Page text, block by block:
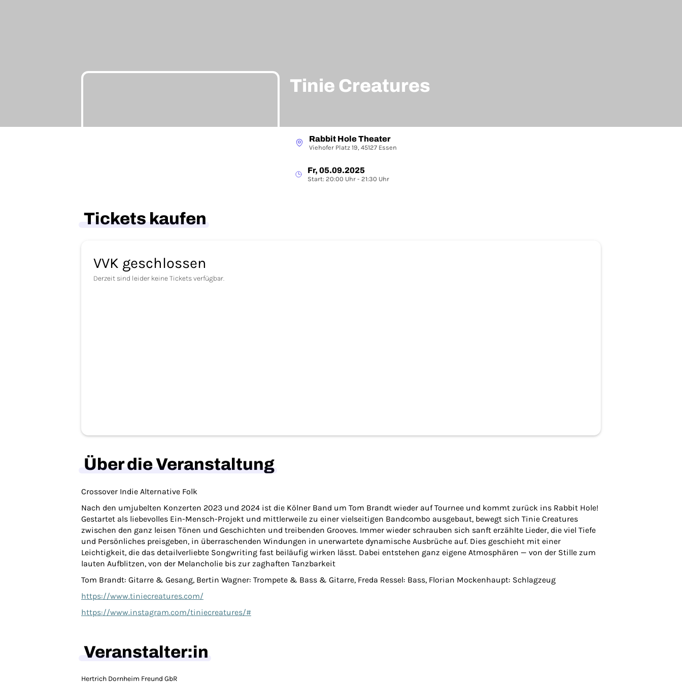
Tinie Creatures
Rabbit Hole Theater
Viehofer Platz 19, 45127 Essen
Fr, 05.09.2025
Start: 20:00 Uhr - 21:30 Uhr
Tickets kaufen
VVK geschlossen
Derzeit sind leider keine Tickets verfügbar.
Über die Veranstaltung
Crossover Indie Alternative Folk
Nach den umjubelten Konzerten 2023 und 2024 ist die Kölner Band um Tom Brandt wieder auf Tournee und kommt zurück ins Rabbit Hole!
Gestartet als liebevolles Ein-Mensch-Projekt und mittlerweile zu einer vielseitigen Bandcombo ausgebaut, bewegt sich Tinie Creatures
zwischen den ganz leisen Tönen und Geschichten und treibenden Grooves. Immer wieder schrauben sich sanft erzählte Lieder, die viel Tiefe
und Persönliches preisgeben, in überraschenden Windungen in unerwartete dynamische Ausbrüche auf. Dies geschieht mit einer
Leichtigkeit, die das detailverliebte Songwriting fast beiläufig wirken lässt. Dabei entstehen ganz eigene Atmosphären — von der Stille zum
lauten Aufblitzen, von der Melancholie bis zur zaghaften Tanzbarkeit
Tom Brandt: Gitarre & Gesang, Bertin Wagner: Trompete & Bass & Gitarre, Freda Ressel: Bass, Florian Mockenhaupt: Schlagzeug
https://www.tiniecreatures.com/
https://www.instagram.com/tiniecreatures/#
Veranstalter:in
Hertrich Dornheim Freund GbR